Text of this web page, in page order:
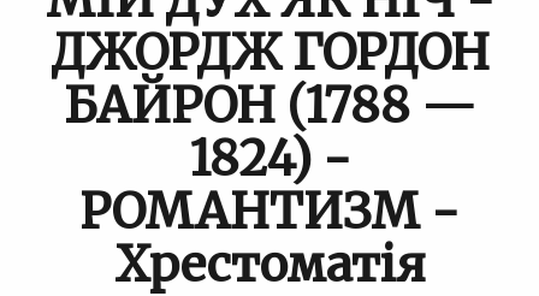
ДЖОРДЖ ГОРДОН
БАЙРОН (1788 —
1824) -
РОМАНТИЗМ -
Хрестоматія